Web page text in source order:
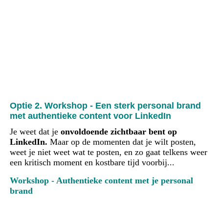
Optie 2. Workshop - Een sterk personal brand
met authentieke content voor LinkedIn
Je weet dat je onvoldoende zichtbaar bent op
LinkedIn. Maar op de momenten dat je wilt posten,
weet je niet weet wat te posten, en zo gaat telkens weer
een kritisch moment en kostbare tijd voorbij...
Workshop - Authentieke content met je personal
brand